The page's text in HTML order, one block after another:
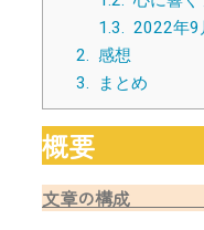
1.3. 2022年
2. 感
3.
ま
概
文章の